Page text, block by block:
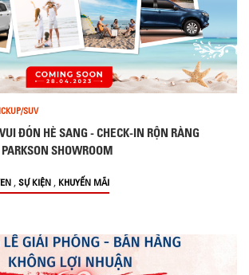
SUV
ĐÓN HÈ SANG - CHECK-IN RỘN RÀNG
SHOWROOM
, SỰ KIỆN , KHUYẾN MÃI